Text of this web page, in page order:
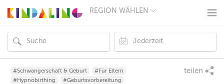
REGION WÄHLEN
MÜNCHEN
HAMBURG
FRANKFURT
KÖLN
DÜSSELDORF
STUTTGART
#Schwangerschaft & Geburt
#Für Eltern
#Hypnobirthing
#Geburtsvorbereitung
teilen